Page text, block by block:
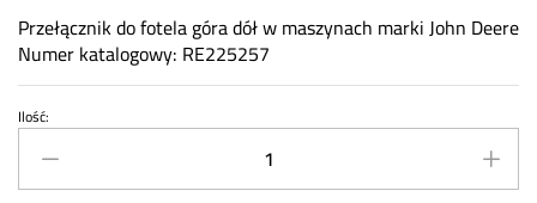
Przełącznik do fotela góra dół w maszynach marki John Deere
Numer katalogowy: RE225257
Przełącznik
góra
dół
Ilość: